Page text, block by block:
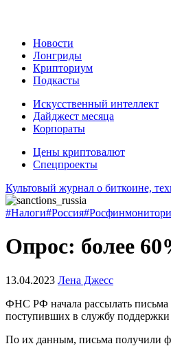
Новости
Лонгриды
Крипториум
Подкасты
Искусственный интеллект
Дайджест месяца
Корпораты
Цены криптовалют
Спецпроекты
Культовый журнал о биткоине,
#Налоги#Россия
Опрос: более
13.04.2023 Лена Джесс
ФНС РФ начала рассылать
поступивших в службу
По их данным, письма получили